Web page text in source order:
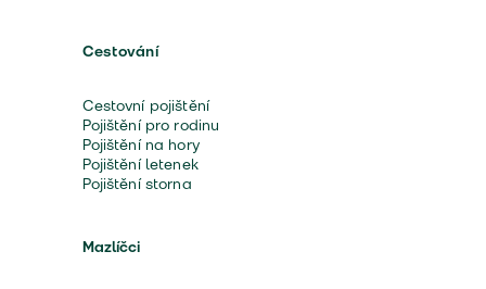
Cestování
Cestovní pojištění
Pojištění pro rodinu
Pojištění na hory
Pojištění letenek
Pojištění storna
Mazlíčci